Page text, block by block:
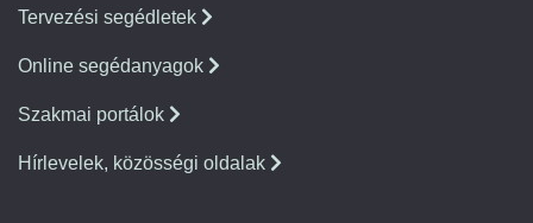
Tervezési segédletek
Online segédanyagok
Szakmai portálok
Hírlevelek, közösségi oldalak